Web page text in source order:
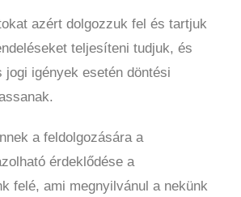
azért dolgozzuk fel és tartjuk
teljesíteni tudjuk, és
jogi igények esetén döntési
a feldolgozására a
érdeklődése a
felé, ami megnyilvánul a nekünk